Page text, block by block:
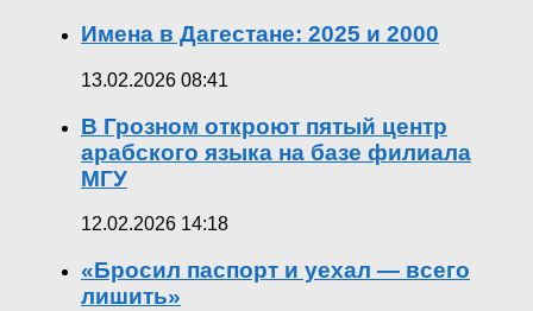
Имена в Дагестане: 2025 и 2000
13.02.2026 08:41
В Грозном откроют пятый центр
арабского языка на базе филиала
МГУ
12.02.2026 14:18
«Бросил паспорт и уехал — всего
лишить»